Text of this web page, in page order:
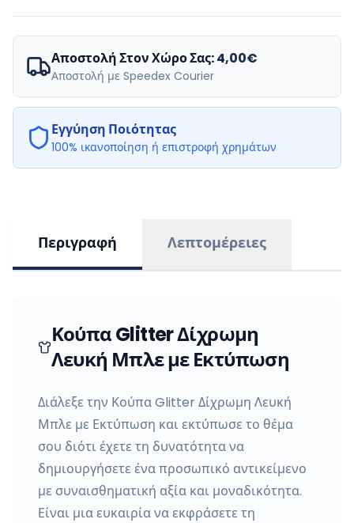
Αποστολή Στον Χώρο Σας:4,00€
Αποστολή με Speedex Courier
Εγγύηση Ποιότητας
100% ικανοποίηση ή επιστροφή χρημάτων
Περιγραφή Λεπτομέρειες
Κούπα Glitter Δίχρωμη
Λευκή Μπλε με Εκτύπωση
Διάλεξε την Κούπα Glitter Δίχρωμη Λευκή
Μπλε με Εκτύπωση και εκτύπωσε το θέμα
σου διότι έχετε τη δυνατότητα να
δημιουργήσετε ένα προσωπικό αντικείμενο
με συναισθηματική αξία και μοναδικότητα.
Είναι μια ευκαιρία να εκφράσετε τη